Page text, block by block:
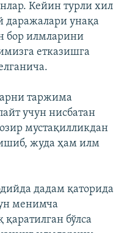
Кейин турли хил
даражалари унақа
бор илмларини
етказишга
таржима
учун нисбатан
мустақилликдан
жуда ҳам илм
дадам қаторида
менимча
қаратилган бўлса